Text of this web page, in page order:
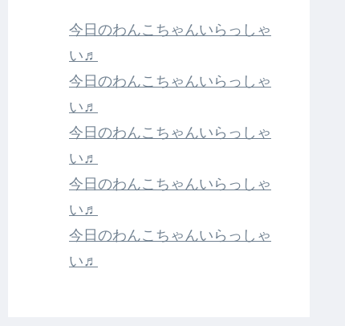
今日のわんこちゃんいらっしゃ
い♬
今日のわんこちゃんいらっしゃ
い♬
今日のわんこちゃんいらっしゃ
い♬
今日のわんこちゃんいらっしゃ
い♬
今日のわんこちゃんいらっしゃ
い♬